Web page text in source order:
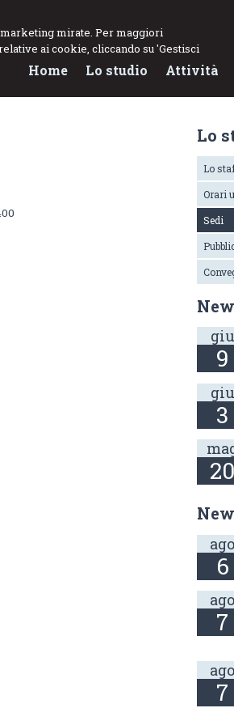
mirate. Per maggiori
ai cookie, cliccando su 'Gestisci
Home Lo studio Attività
Lo
Lo
Orari
Sedi
giu
9
giu
3
20
ago
6
ago
7
ago
7